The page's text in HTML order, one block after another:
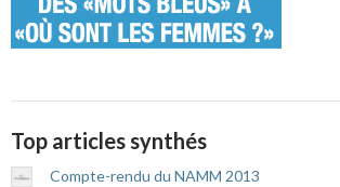
Top articles synthés
Compte-rendu du NAMM 2013